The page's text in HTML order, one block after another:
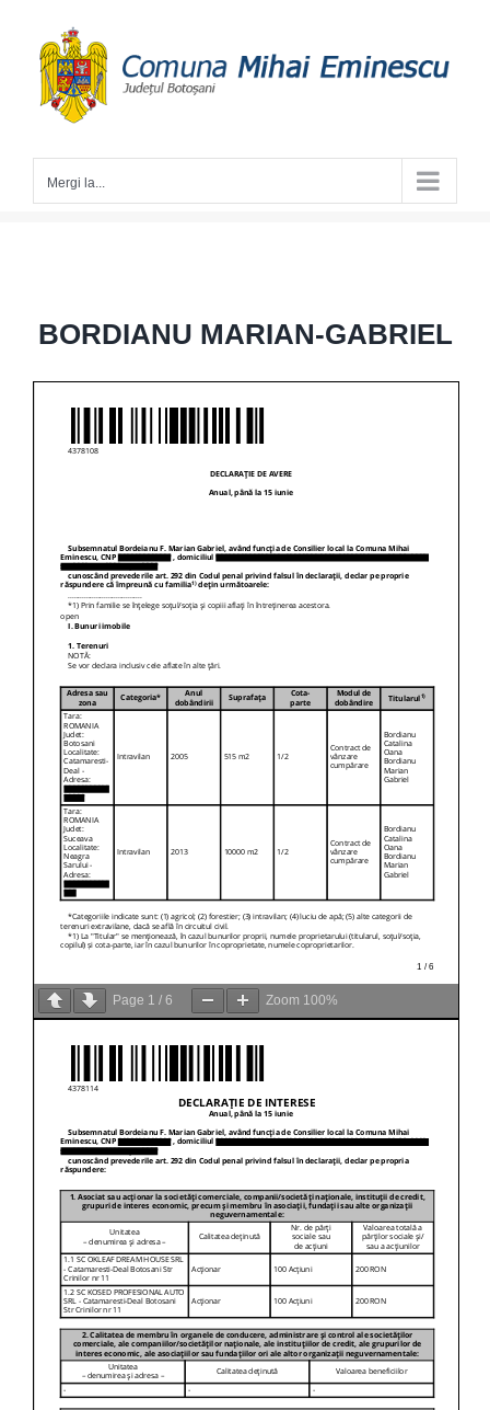
content
Mergi la...
BORDIANU MARIAN-GABRIEL
Page 1 / 6 Zoom 100%